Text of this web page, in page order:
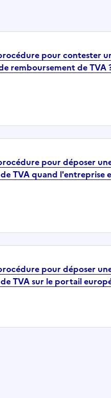
pour contester
remboursement de TVA
pour déposer
TVA quand l'entreprise
pour déposer
TVA sur le portail